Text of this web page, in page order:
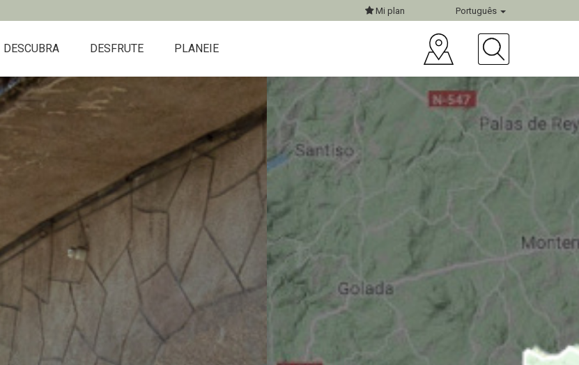
Mi plan Português
DESCUBRA DESFRUTE PLANEIE